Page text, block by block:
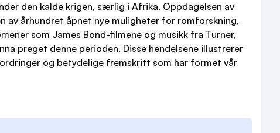
den kalde krigen, særlig i Afrika. Oppdagelsen av
av århundret åpnet nye muligheter for romforskning,
som James Bond-filmene og musikk fra Turner,
preget denne perioden. Disse hendelsene illustrerer
og betydelige fremskritt som har formet vår